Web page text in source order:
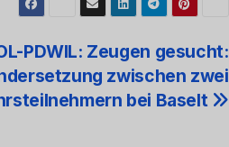
PDWIL: Zeugen gesucht:
zwischen zwei
bei Baselt